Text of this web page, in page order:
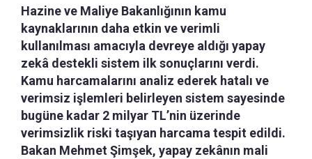
Hazine ve Maliye Bakanlığının kamu
kaynaklarının daha etkin ve verimli
kullanılması amacıyla devreye aldığı yapay
zekâ destekli sistem ilk sonuçlarını verdi.
Kamu harcamalarını analiz ederek hatalı ve
verimsiz işlemleri belirleyen sistem sayesinde
bugüne kadar 2 milyar TL’nin üzerinde
verimsizlik riski taşıyan harcama tespit edildi.
Bakan Mehmet Şimşek, yapay zekânın mali